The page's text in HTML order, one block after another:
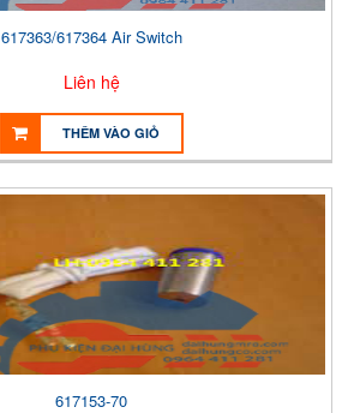
617363/617364 Air Switch
Liên hệ
THÊM VÀO GIỎ
617153-70